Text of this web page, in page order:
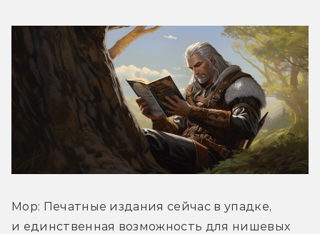
Мор: Печатные издания сейчас в упадке,
и единственная возможность для нишевых